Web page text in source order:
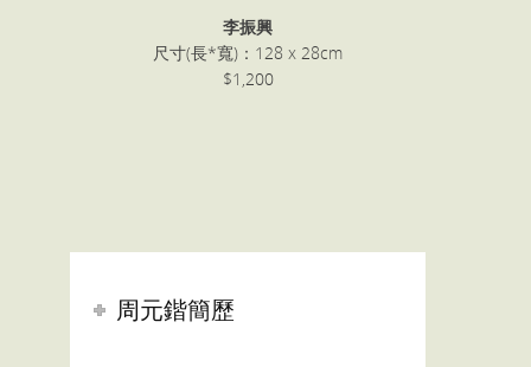
李振興
尺寸(長*寬)：128 x 28cm
$1,200
周元鍇簡歷